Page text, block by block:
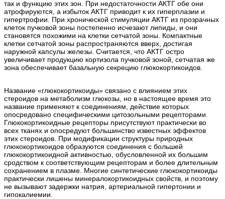
так и функцию этих зон. При недостаточности АКТГ обе они
атрофируются, а избыток АКТГ приводит к их гиперплазии и
гипертрофии. При хронической стимуляции АКТГ из прозрачных
клеток пучковой зоны постепенно исчезают липиды, и они
становятся похожими на клетки сетчатой зоны. Компактные
клетки сетчатой зоны распространяются вверх, достигая
наружной капсулы железы. Считается, что АКТГ остро
увеличивает продукцию кортизола пучковой зоной, сетчатая же
зона обеспечивает базальную секрецию глюкокортикоидов.
Название «глюкокортикоиды» связано с влиянием этих
стероидов на метаболизм глюкозы, но в настоящее время это
название применяют к соединениям, действие которых
опосредовано специфическими цитозольными рецепторами.
Глюкокортикоидные рецепторы присутствуют практически во
всех тканях и опосредуют большинство известных эффектов
этих стероидов. При модификации структуры природных
глюкокортикоидов образуются соединения с большей
глюкокортикоидной активностью, обусловленной их большим
сродством к соответствующим рецепторам и более длительным
сохранением в плазме. Многие синтетические глюкокортикоиды
практически лишены минералокортикоидных свойств, и поэтому
не вызывают задержки натрия, артериальной гипертонии и
гипокалиемии.